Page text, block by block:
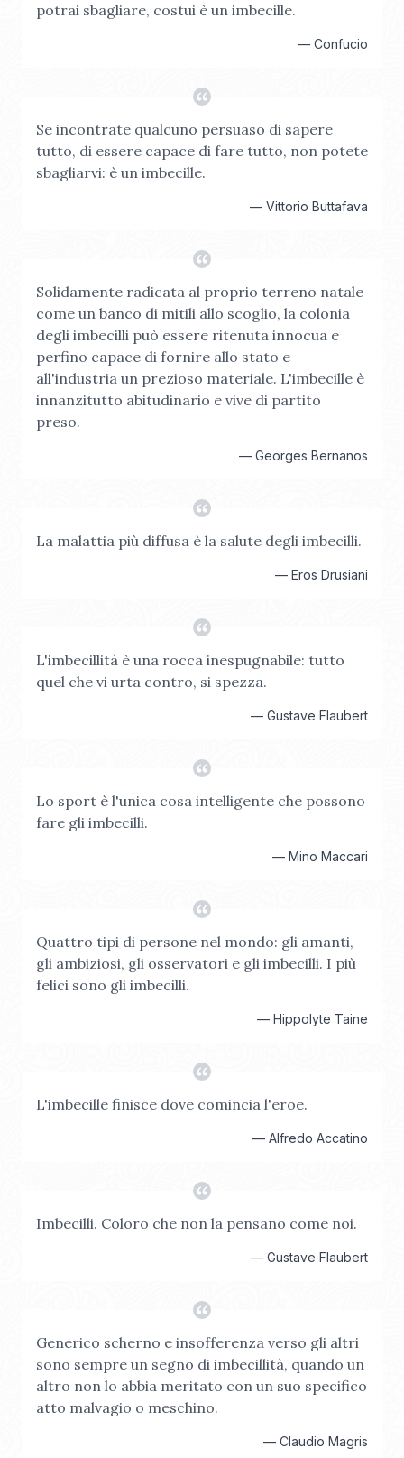
potrai sbagliare, costui è un imbecille.
— Confucio
Se incontrate qualcuno persuaso di sapere
tutto, di essere capace di fare tutto, non potete
sbagliarvi: è un imbecille.
— Vittorio Buttafava
Solidamente radicata al proprio terreno natale
come un banco di mitili allo scoglio, la colonia
degli imbecilli può essere ritenuta innocua e
perfino capace di fornire allo stato e
all'industria un prezioso materiale. L'imbecille è
innanzitutto abitudinario e vive di partito
preso.
— Georges Bernanos
La malattia più diffusa è la salute degli imbecilli.
— Eros Drusiani
L'imbecillità è una rocca inespugnabile: tutto
quel che vi urta contro, si spezza.
— Gustave Flaubert
Lo sport è l'unica cosa intelligente che possono
fare gli imbecilli.
— Mino Maccari
Quattro tipi di persone nel mondo: gli amanti,
gli ambiziosi, gli osservatori e gli imbecilli. I più
felici sono gli imbecilli.
— Hippolyte Taine
L'imbecille finisce dove comincia l'eroe.
— Alfredo Accatino
Imbecilli. Coloro che non la pensano come noi.
— Gustave Flaubert
Generico scherno e insofferenza verso gli altri
sono sempre un segno di imbecillità, quando un
altro non lo abbia meritato con un suo specifico
atto malvagio o meschino.
— Claudio Magris